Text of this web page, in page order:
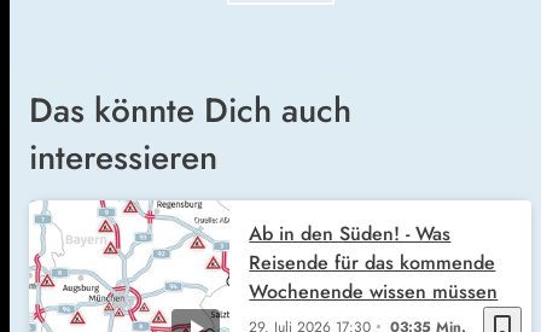
Das könnte Dich auch
interessieren
bookmark_border
29. Juli 2026 17:30 03:35 Min.
Ab in den Süden! - Was
Reisende für das kommende
Wochenende wissen müssen